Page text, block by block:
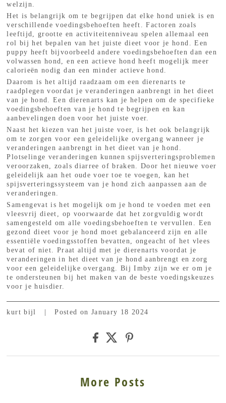
welzijn.
Het is belangrijk om te begrijpen dat elke hond uniek is en
verschillende voedingsbehoeften heeft. Factoren zoals
leeftijd, grootte en activiteitenniveau spelen allemaal een
rol bij het bepalen van het juiste dieet voor je hond. Een
puppy heeft bijvoorbeeld andere voedingsbehoeften dan een
volwassen hond, en een actieve hond heeft mogelijk meer
calorieën nodig dan een minder actieve hond.
Daarom is het altijd raadzaam om een dierenarts te
raadplegen voordat je veranderingen aanbrengt in het dieet
van je hond. Een dierenarts kan je helpen om de specifieke
voedingsbehoeften van je hond te begrijpen en kan
aanbevelingen doen voor het juiste voer.
Naast het kiezen van het juiste voer, is het ook belangrijk
om te zorgen voor een geleidelijke overgang wanneer je
veranderingen aanbrengt in het dieet van je hond.
Plotselinge veranderingen kunnen spijsverteringsproblemen
veroorzaken, zoals diarree of braken. Door het nieuwe voer
geleidelijk aan het oude voer toe te voegen, kan het
spijsverteringssysteem van je hond zich aanpassen aan de
veranderingen.
Samengevat is het mogelijk om je hond te voeden met een
vleesvrij dieet, op voorwaarde dat het zorgvuldig wordt
samengesteld om alle voedingsbehoeften te vervullen. Een
gezond dieet voor je hond moet gebalanceerd zijn en alle
essentiële voedingsstoffen bevatten, ongeacht of het vlees
bevat of niet. Praat altijd met je dierenarts voordat je
veranderingen in het dieet van je hond aanbrengt en zorg
voor een geleidelijke overgang. Bij Imby zijn we er om je
te ondersteunen bij het maken van de beste voedingskeuzes
voor je huisdier.
kurt bijl Posted on January 18 2024
More Posts